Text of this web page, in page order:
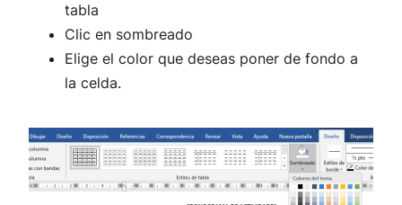
tabla
Clic en sombreado
Elige el color que deseas poner de fondo a
la celda.